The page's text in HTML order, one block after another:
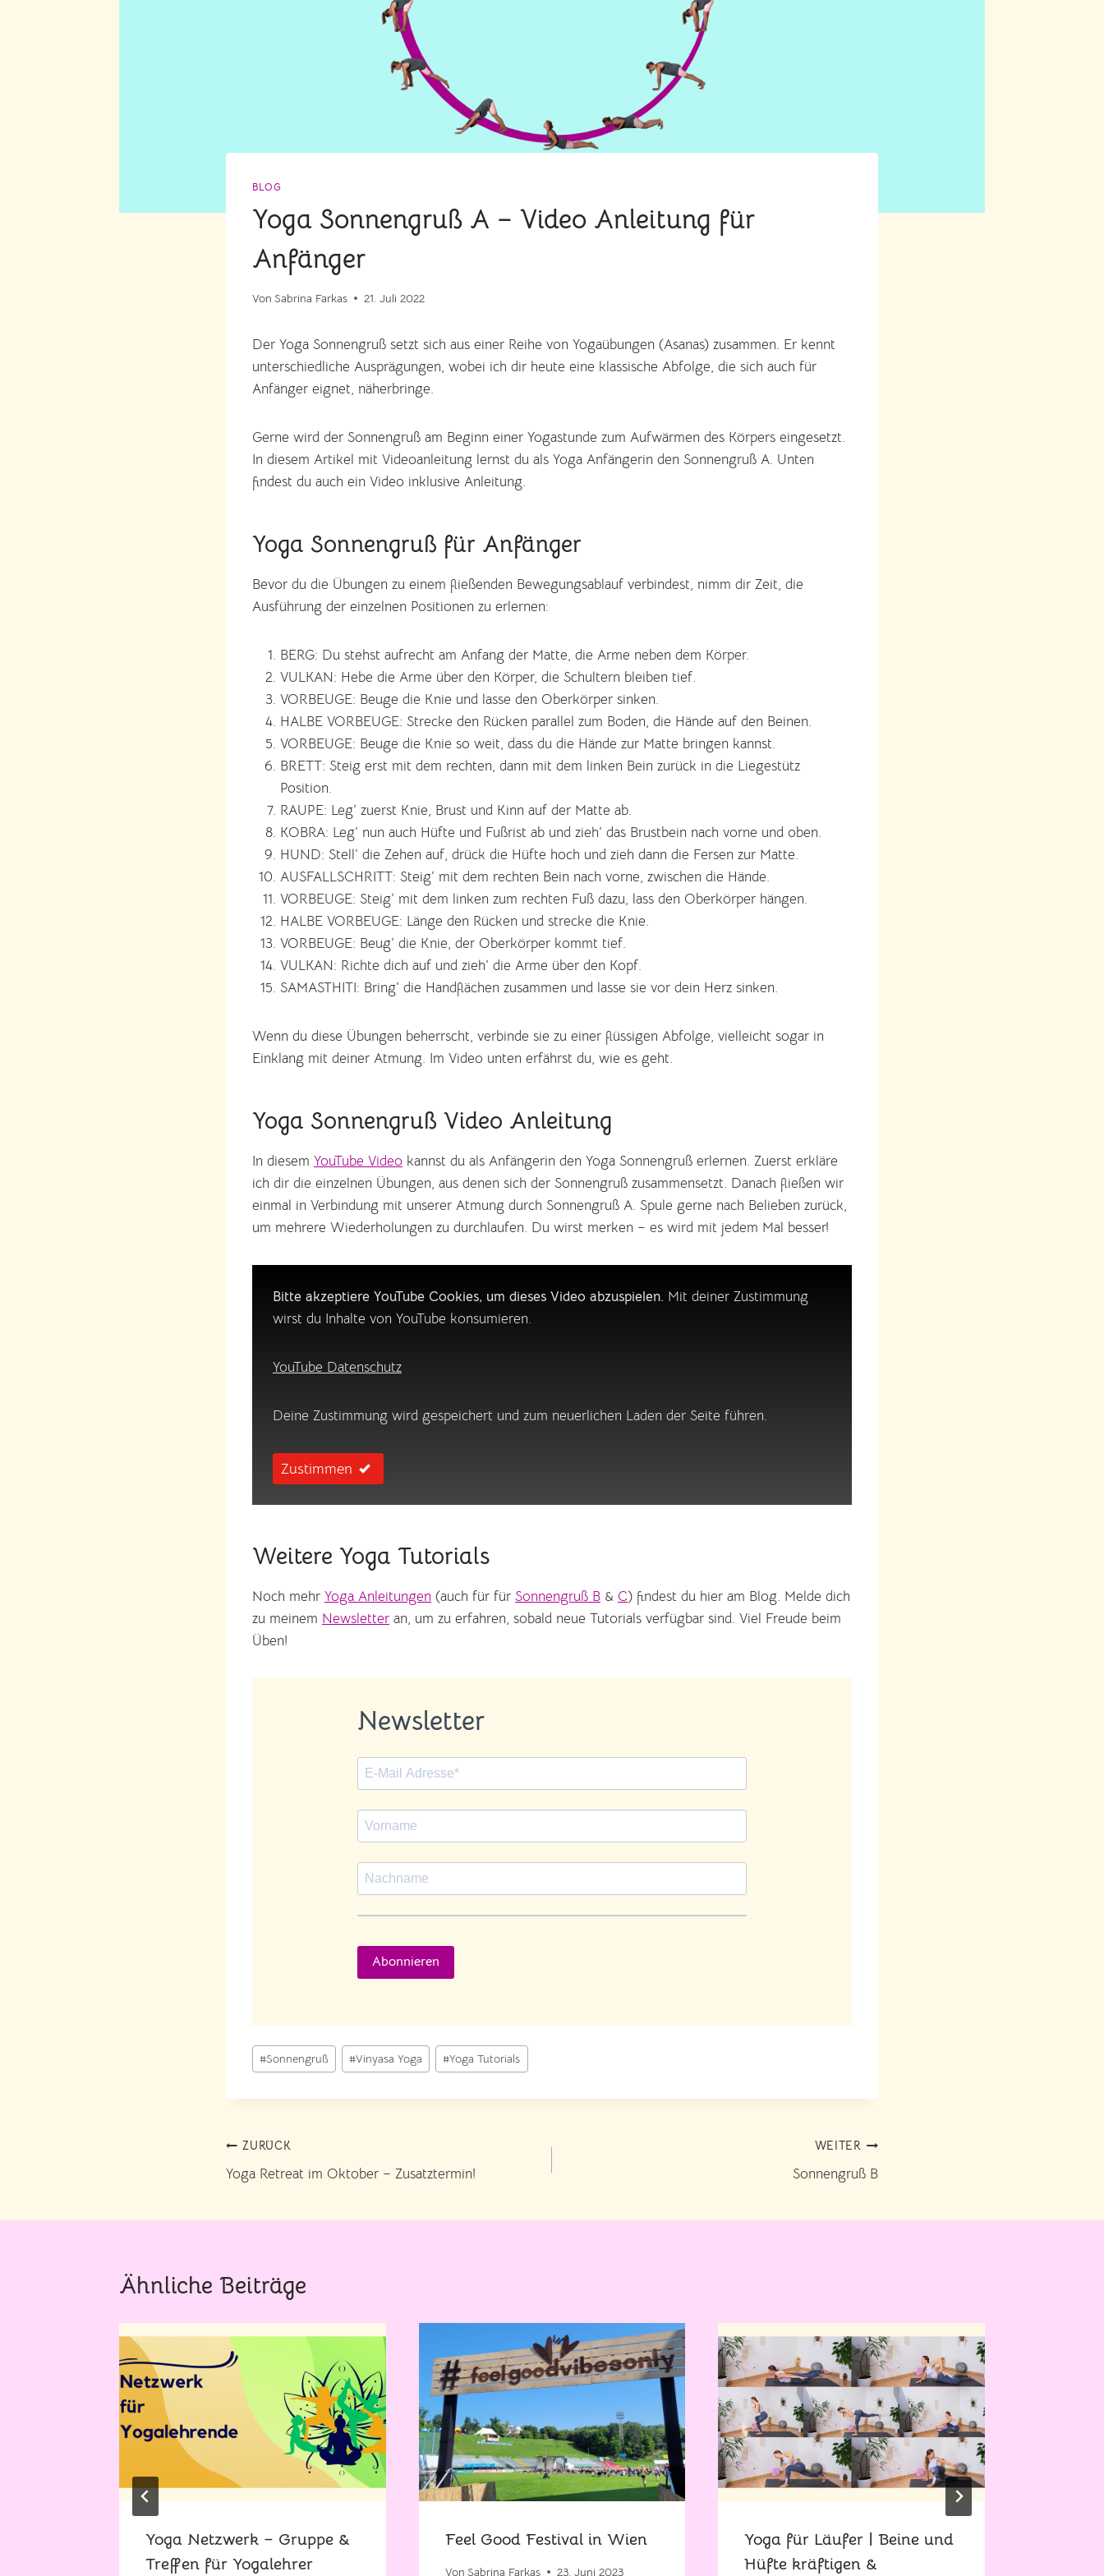
BLOG
Yoga Sonnengruß A – Video Anleitung für
Anfänger
Von Sabrina Farkas 21. Juli 2022
Der Yoga Sonnengruß setzt sich aus einer Reihe von Yogaübungen (Asanas) zusammen. Er kennt
unterschiedliche Ausprägungen, wobei ich dir heute eine klassische Abfolge, die sich auch für
Anfänger eignet, näherbringe.
Gerne wird der Sonnengruß am Beginn einer Yogastunde zum Aufwärmen des Körpers eingesetzt.
In diesem Artikel mit Videoanleitung lernst du als Yoga Anfängerin den Sonnengruß A. Unten
findest du auch ein Video inklusive Anleitung.
Yoga Sonnengruß für Anfänger
Bevor du die Übungen zu einem fließenden Bewegungsablauf verbindest, nimm dir Zeit, die
Ausführung der einzelnen Positionen zu erlernen:
BERG: Du stehst aufrecht am Anfang der Matte, die Arme neben dem Körper.
VULKAN: Hebe die Arme über den Körper, die Schultern bleiben tief.
VORBEUGE: Beuge die Knie und lasse den Oberkörper sinken.
HALBE VORBEUGE: Strecke den Rücken parallel zum Boden, die Hände auf den Beinen.
VORBEUGE: Beuge die Knie so weit, dass du die Hände zur Matte bringen kannst.
BRETT: Steig erst mit dem rechten, dann mit dem linken Bein zurück in die Liegestütz
Position.
RAUPE: Leg‘ zuerst Knie, Brust und Kinn auf der Matte ab.
KOBRA: Leg‘ nun auch Hüfte und Fußrist ab und zieh‘ das Brustbein nach vorne und oben.
HUND: Stell‘ die Zehen auf, drück die Hüfte hoch und zieh dann die Fersen zur Matte.
AUSFALLSCHRITT: Steig‘ mit dem rechten Bein nach vorne, zwischen die Hände.
VORBEUGE: Steig‘ mit dem linken zum rechten Fuß dazu, lass den Oberkörper hängen.
HALBE VORBEUGE: Länge den Rücken und strecke die Knie.
VORBEUGE: Beug‘ die Knie, der Oberkörper kommt tief.
VULKAN: Richte dich auf und zieh‘ die Arme über den Kopf.
SAMASTHITI: Bring‘ die Handflächen zusammen und lasse sie vor dein Herz sinken.
Wenn du diese Übungen beherrscht, verbinde sie zu einer flüssigen Abfolge, vielleicht sogar in
Einklang mit deiner Atmung. Im Video unten erfährst du, wie es geht.
Yoga Sonnengruß Video Anleitung
In diesem YouTube Video kannst du als Anfängerin den Yoga Sonnengruß erlernen. Zuerst erkläre
ich dir die einzelnen Übungen, aus denen sich der Sonnengruß zusammensetzt. Danach fließen wir
einmal in Verbindung mit unserer Atmung durch Sonnengruß A. Spule gerne nach Belieben zurück,
um mehrere Wiederholungen zu durchlaufen. Du wirst merken – es wird mit jedem Mal besser!
Bitte akzeptiere YouTube Cookies, um dieses Video abzuspielen. Mit deiner Zustimmung
wirst du Inhalte von YouTube konsumieren.
YouTube Datenschutz
Deine Zustimmung wird gespeichert und zum neuerlichen Laden der Seite führen.
Zustimmen
Weitere Yoga Tutorials
Noch mehr Yoga Anleitungen (auch für für Sonnengruß B & C) findest du hier am Blog. Melde dich
zu meinem Newsletter an, um zu erfahren, sobald neue Tutorials verfügbar sind. Viel Freude beim
Üben!
Newsletter
Abonnieren
Schlagworte:
#Sonnengruß #Vinyasa Yoga #Yoga Tutorials
Beitragsnavigation
ZURÜCK
Yoga Retreat im Oktober – Zusatztermin!
WEITER
Sonnengruß B
Ähnliche Beiträge
Yoga Netzwerk – Gruppe &
Treffen für Yogalehrer
Feel Good Festival in Wien
Von Sabrina Farkas 23. Juni 2023
Yoga für Läufer | Beine und
Hüfte kräftigen &